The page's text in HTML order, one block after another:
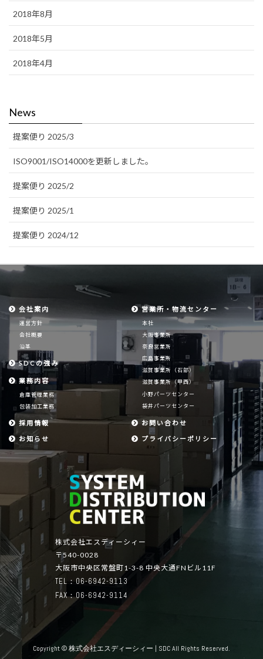
2018年8月
2018年5月
2018年4月
News
提案便り 2025/3
ISO9001/ISO14000を更新しました。
提案便り 2025/2
提案便り 2025/1
提案便り 2024/12
会社案内
運営方針
会社概要
沿革
SDCの強み
業務内容
倉庫管理業務
包装加工業務
営業所・物流センター
本社
大阪事業所
奈良営業所
広島事業所
滋賀事業所（石部）
滋賀事業所（甲西）
小野パーツセンター
袋井パーツセンター
採用情報 お問い合わせ
お知らせ プライバシーポリシー
株式会社エスディーシィー
〒540-0028
大阪市中央区常盤町1-3-8 中央大通FNビル11F
TEL：06-6942-9113
FAX：06-6942-9114
Copyright © 株式会社エスディーシィー | SDC All Rights Reserved.